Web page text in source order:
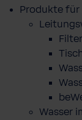
Produkte für
Wasser